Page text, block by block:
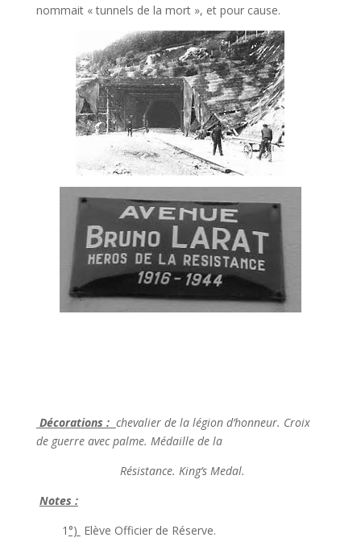
nommait « tunnels de la mort », et pour cause.
Décorations : chevalier de la légion d’honneur. Croix
de guerre avec palme. Médaille de la
Résistance. King’s Medal.
Notes :
1 °) Elève Officier de Réserve.